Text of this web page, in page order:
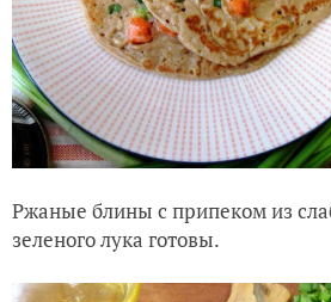
Ржаные блины с припеком из
зеленого лука готовы.